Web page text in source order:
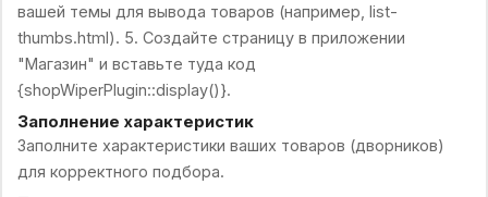
вашей темы для вывода товаров (например, list-
thumbs.html). 5. Создайте страницу в приложении
"Магазин" и вставьте туда код
{shopWiperPlugin::display()}.
Заполнение характеристик
Заполните характеристики ваших товаров (дворников)
для корректного подбора.